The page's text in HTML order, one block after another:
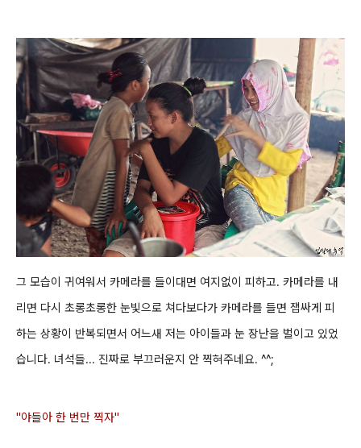
그 모습이 귀여워서 카메라를 들이대면 여지없이 피하고. 카메라를 내
리면 다시 초롱초롱한 눈빛으로 쳐다보다가 카메라를 들면 잽싸게 피
하는 상황이 반복되면서 어느새 저는 아이들과 눈 장난을 벌이고 있었
습니다. 녀석들... 진짜로 부끄러운지 안 찍혀주네요. ^^;
"야들아 한 번만 찍자"